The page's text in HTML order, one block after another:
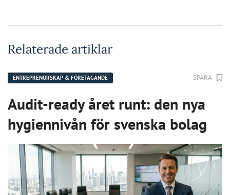
Relaterade artiklar
ENTREPRENÖRSKAP & FÖRETAGANDE SPARA
Audit-ready året runt: den nya
hygiennivån för svenska bolag